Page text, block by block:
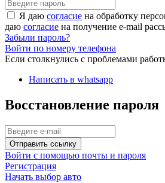
Я даю согласие на обработку
даю согласие на получение e-mail
Забыли пароль?
Войти по номеру телефона
Если столкнулись с проблемами
Написать в whatsapp
Восстановление пароля
Отправить ссылку
Войти с помощью почты и пароля
Регистрация
Начать выбор авто